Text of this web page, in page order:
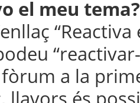
el meu tema?
a la